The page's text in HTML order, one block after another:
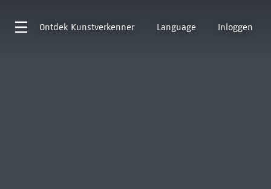
Ontdek Kunstverkenner Language Inloggen